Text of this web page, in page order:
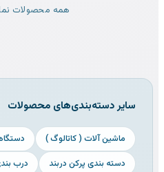
همه محصولات
سایر دسته‌بندی‌های محصولات
ماشین آلات ( کاتالوگ )
دسته بندی پرکن دربند
درب